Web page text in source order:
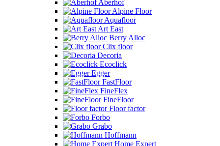
Aberhof
Alpine Floor
Aquafloor
Art East
Berry Alloc
Clix floor
Decoria
Ecoclick
Egger
FastFloor
FineFlex
FineFloor
Floor factor
Forbo
Grabo
Hoffmann
Home Expert